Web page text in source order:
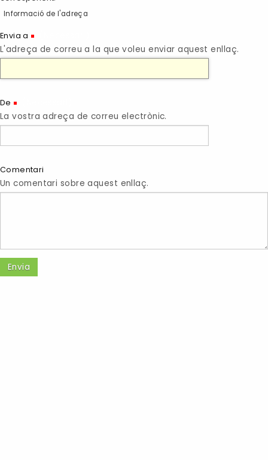
Informació de l'adreça
Envia a
L'adreça de correu a la que voleu enviar aquest enllaç.
De
La vostra adreça de correu electrònic.
Comentari
Un comentari sobre aquest enllaç.